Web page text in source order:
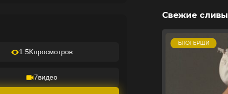
1.5Kпросмотров
7видео
Свежие сливы
БЛОГЕРШИ